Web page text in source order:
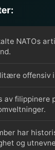
NATOs
offensiv
av filippinere
har
og